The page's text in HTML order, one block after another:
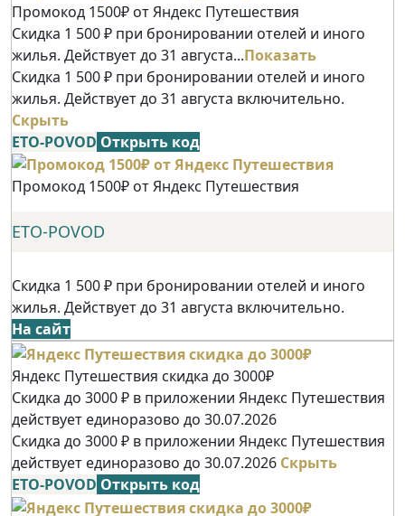
Промокод 1500₽ от Яндекс Путешествия
Скидка 1 500 ₽ при бронировании отелей и иного
жилья. Действует до 31 августа...Показать
Скидка 1 500 ₽ при бронировании отелей и иного
жилья. Действует до 31 августа включительно.
Скрыть
ETO-POVOD Открыть код
Промокод 1500₽ от Яндекс Путешествия
ETO-POVOD
Скидка 1 500 ₽ при бронировании отелей и иного
жилья. Действует до 31 августа включительно.
На сайт
Яндекс Путешествия скидка до 3000₽
Скидка до 3000 ₽ в приложении Яндекс Путешествия
действует единоразово до 30.07.2026
Скидка до 3000 ₽ в приложении Яндекс Путешествия
действует единоразово до 30.07.2026 Скрыть
ETO-POVOD Открыть код